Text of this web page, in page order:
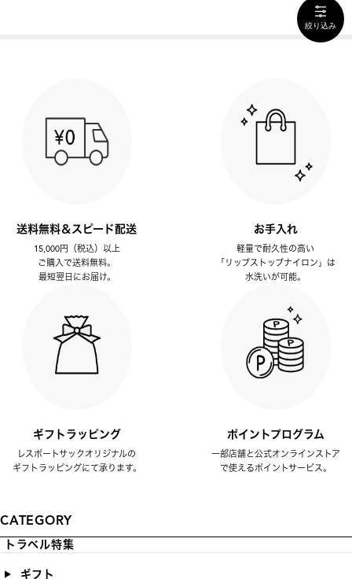
絞り込み
送料無料＆スピード配送
15,000円（税込）以上
ご購入で送料無料。
最短翌日にお届け。
お手入れ
軽量で耐久性の高い
「リップストップナイロン」は
水洗いが可能。
ギフトラッピング
レスポートサックオリジナルの
ギフトラッピングにて承ります。
ポイントプログラム
一部店舗と公式オンラインストア
で使えるポイントサービス。
CATEGORY
トラベル特集
ギフト